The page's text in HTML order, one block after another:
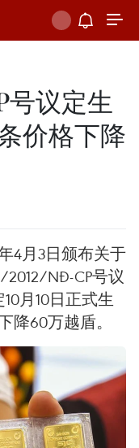
议定生
价格下降
4月3日颁布关于
NĐ-CP号议
月10日正式生
降60万越盾。